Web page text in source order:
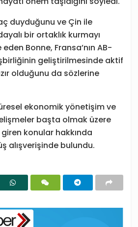
duyduğunu ve Çin ile
bir ortaklık kurmayı
eden Bonne, Fransa’nın AB-
geliştirilmesinde aktif
olduğunu da sözlerine
ekonomik yönetişim ve
başta olmak üzere
konular hakkında
alışverişinde bulundu.